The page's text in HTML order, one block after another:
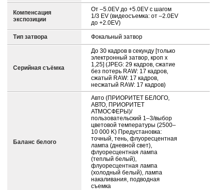
Компенсация
экспозиции
От –5.0EV до +5.0EV с шагом
1/3 EV (видеосъемка: от –2.0EV
до +2.0EV)
Тип затвора Фокальный затвор
Серийная съёмка
До 30 кадров в секунду [только
электронный затвор, кроп x
1,25] (JPEG: 29 кадров, сжатие
без потерь RAW: 17 кадров,
сжатый RAW: 17 кадров,
несжатый RAW: 17 кадров)
Баланс белого
Авто (ПРИОРИТЕТ БЕЛОГО,
АВТО, ПРИОРИТЕТ
АТМОСФЕРЫ)/
пользовательский 1–3/выбор
цветовой температуры (2500–
10 000 K) Предустановка:
точный, тень, флуоресцентная
лампа (дневной свет),
флуоресцентная лампа
(теплый белый),
флуоресцентная лампа
(холодный белый), лампа
накаливания, подводная
съемка